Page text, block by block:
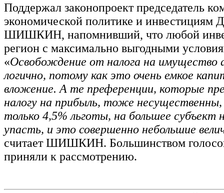
Поддержал законопроект председатель
экономической политике и инвестициям
ШИШКИН, напомнивший, что любой
регион с максимально выгодными
«Освобождение от налога на имущество
логично, потому как это очень емкое
вложение. А те преференции, которые
налогу на прибыль, тоже
только 4,5% льготы, на большее
упасть, и это совершенно небольшие
считает ШИШКИН. Большинством
приняли к рассмотрению.